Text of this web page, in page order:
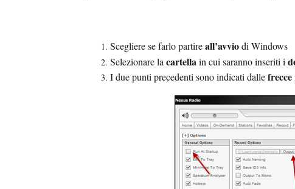
Scegliere se farlo partireall’avviodi Windows
Selezionare la cartella in cui saranno inseriti i
I due punti precedenti sono indicati dallefrecce